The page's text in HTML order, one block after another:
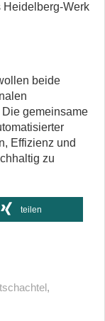
Heidelberg-Werk
beide
gemeinsame
Effizienz und
zu
teilen
,